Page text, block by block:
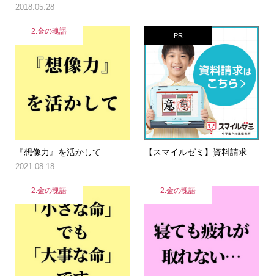
2018.05.28
2.金の魂語
『想像力』を活かして
2021.08.18
PR
【スマイルゼミ】資料請求
2.金の魂語 2.金の魂語